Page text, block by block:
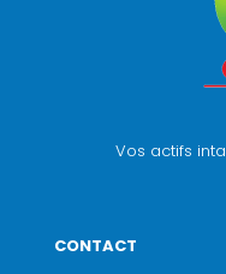
Vos actifs
CONTACT